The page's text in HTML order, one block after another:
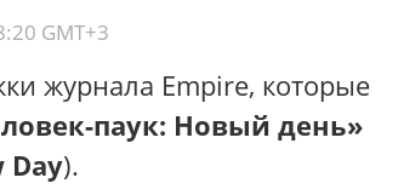
GMT+3
журнала Empire, которые
паук: Новый день»
Day).